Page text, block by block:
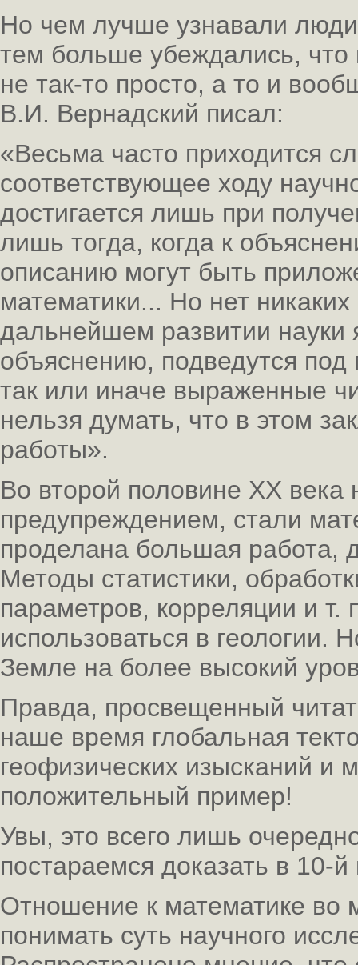
Но чем лучше узнавали
тем больше убеждались, что
не так-то просто, а то и
В.И. Вернадский писал:
«Весьма часто приходится
соответствующее ходу
достигается лишь при
лишь тогда, когда к
описанию могут быть
математики... Но нет
дальнейшем развитии науки
объяснению, подведутся
так или иначе выраженные
нельзя думать, что в этом
работы».
Во второй половине XX века
предупреждением, стали
проделана большая работа,
Методы статистики,
параметров, корреляции и т.
использоваться в геологии.
Земле на более высокий
Правда, просвещенный
наше время глобальная
геофизических изысканий и
положительный пример!
Увы, это всего лишь
постараемся доказать в 10-й
Отношение к математике во
понимать суть научного